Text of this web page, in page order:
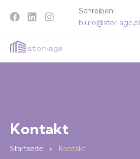
Schreiben:
biuro@stor-age.pl
Kontakt
Startseite Kontakt